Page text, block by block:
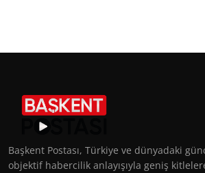
Başkent Postası, Türkiye ve dünyadaki
objektif habercilik anlayışıyla geniş